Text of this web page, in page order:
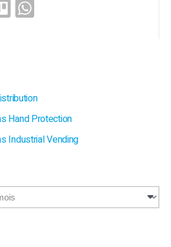
Trello
Hand Protection
Industrial Vending